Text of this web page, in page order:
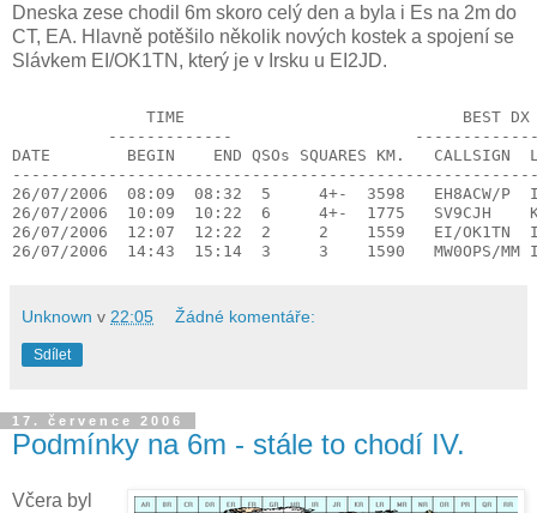
Dneska zese chodil 6m skoro celý den a byla i Es na 2m do
CT, EA. Hlavně potěšilo několik nových kostek a spojení se
Slávkem EI/OK1TN, který je v Irsku u EI2JD.
              TIME                             BEST DX
-------------
DATE        BEGIN    END QSOs SQUARES KM.   CALLSIGN
26/07/2006  08:09  08:32  5     4+-  3598   EH8ACW/P
26/07/2006  10:09  10:22  6     4+-  1775   SV9CJH
26/07/2006  12:07  12:22  2     2    1559   EI/OK1TN
26/07/2006  14:43  15:14  3     3    1590   MW0OPS/MM
Unknown v 22:05 Žádné komentáře:
Sdílet
17. července 2006
Podmínky na 6m - stále to chodí IV.
Včera byl